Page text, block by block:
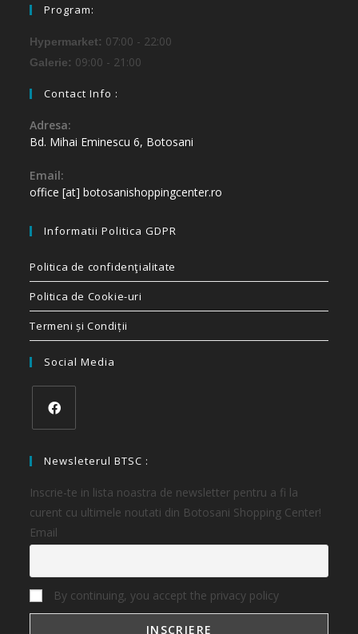
Program:
Hypermarket: 07:00 - 22:00
Galerie: 09:00 - 21:00
Contact Info :
Adresa:
Bd. Mihai Eminescu 6, Botosani
Email:
office [at] botosanishoppingcenter.ro
Informatii Politica GDPR
Politica de confidenţialitate
Politica de Cookie-uri
Termeni și Condiții
Social Media
Newsleterul BTSC :
Inscrie-te in lista noastra de newsletter pentru a fi la
curent cu ultimele noutati din Botosani Shopping Center!
Email
By continuing, you accept the privacy policy